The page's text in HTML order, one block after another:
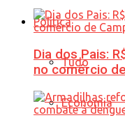
Política
Tudo
Economia
Dia dos Pais:
no comércio